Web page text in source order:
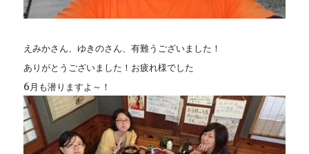
えみかさん、ゆきのさん、有難うございました！
ありがとうございました！お疲れ様でした
6月も潜りますよ～！